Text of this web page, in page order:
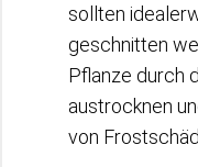
sollten
geschnitten
Pflanze durch
austrocknen
von